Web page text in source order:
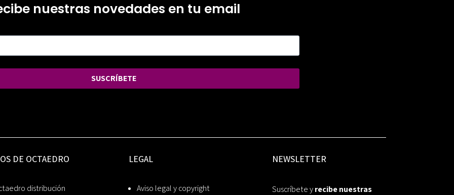
nuestras novedades en tu email
SUSCRÍBETE
DE OCTAEDRO
distribución
LEGAL
Aviso legal y copyright
NEWSLETTER
Suscríbete yrecibe nuestras